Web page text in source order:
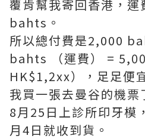
覆肯幫我寄回香港，
bahts。
所以總付費是2,000
bahts （運費） =
HK$1,2xx），足足便
我買一張去曼谷的機票
8月25日上診所印牙模
月4日就收到貨。